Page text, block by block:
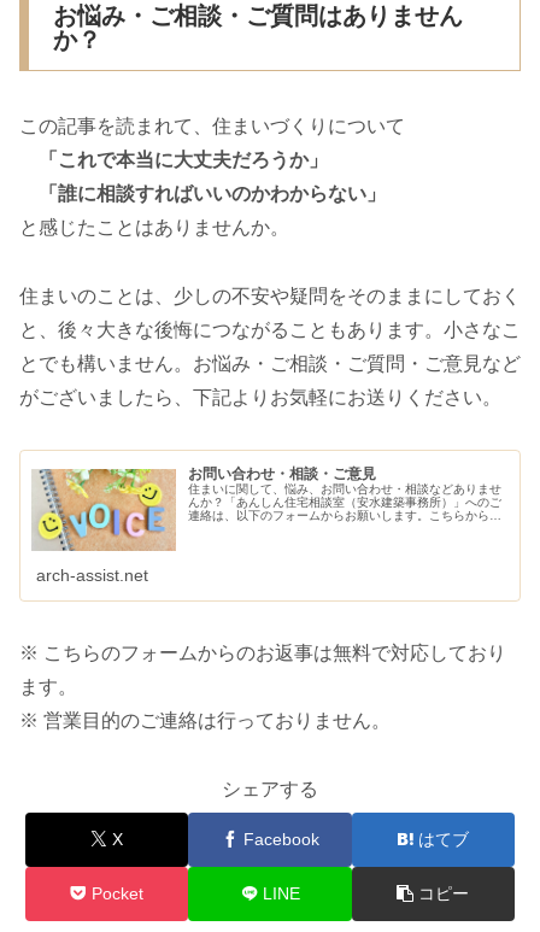
お悩み・ご相談・ご質問はありません
か？
この記事を読まれて、住まいづくりについて
「これで本当に大丈夫だろうか」
「誰に相談すればいいのかわからない」
と感じたことはありませんか。
住まいのことは、少しの不安や疑問をそのままにしておく
と、後々大きな後悔につながることもあります。小さなこ
とでも構いません。お悩み・ご相談・ご質問・ご意見など
がございましたら、下記よりお気軽にお送りください。
お問い合わせ・相談・ご意見
住まいに関して、悩み、お問い合わせ・相談などありませ
んか？「あんしん住宅相談室（安水建築事務所）」へのご
連絡は、以下のフォームからお願いします。こちらから、
arch-assist.net
※ こちらのフォームからのお返事は無料で対応しており
ます。
※ 営業目的のご連絡は行っておりません。
シェアする
X Facebook はてブ
Pocket LINE コピー